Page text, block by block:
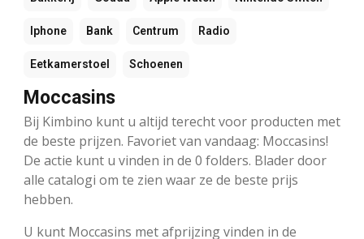
Iphone Bank Centrum Radio
Eetkamerstoel Schoenen
Moccasins
Bij Kimbino kunt u altijd terecht voor producten met
de beste prijzen. Favoriet van vandaag: Moccasins!
De actie kunt u vinden in de 0 folders. Blader door
alle catalogi om te zien waar ze de beste prijs
hebben.
U kunt Moccasins met afprijzing vinden in de